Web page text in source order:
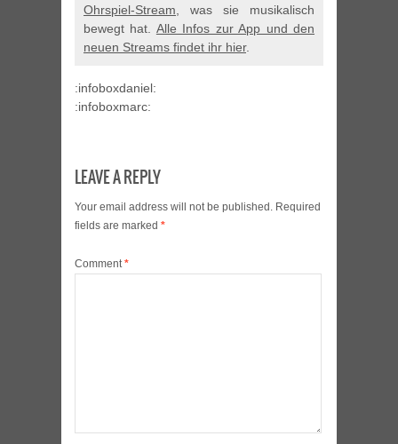
Ohrspiel-Stream , was sie musikalisch
bewegt hat. Alle Infos zur App und den
neuen Streams findet ihr hier.
:infoboxdaniel:
:infoboxmarc:
LEAVE A REPLY
Your email address will not be published. Required
fields are marked *
Comment*